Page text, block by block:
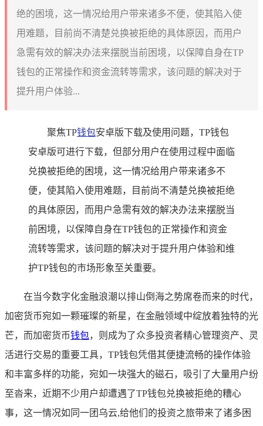
绝的困境，这一情况给用户带来诸多不便，使其陷入使
用难题，目前尚不清楚兑换被拒绝的具体原因，而用户
急需有效的解决办法来摆脱当前困境，以保障自身在TP
钱包的正常操作和资金流转等需求，该问题的解决对于
提升用户体验...
聚焦TP钱包安卓版下载及使用问题，TP钱包
安卓版可进行下载，但部分用户在使用过程中面临
兑换被拒绝的困境，这一情况给用户带来诸多不
便，使其陷入使用难题，目前尚不清楚兑换被拒绝
的具体原因，而用户急需有效的解决办法来摆脱当
前困境，以保障自身在TP钱包的正常操作和资金
流转等需求，该问题的解决对于提升用户体验和维
护TP钱包的市场形象至关重要。
在当今数字化金融浪潮以排山倒海之势席卷而来的时代，
加密货币宛如一颗璀璨的新星，在金融领域中绽放着独特的光
芒，而加密货币钱包，则成为了众多投资者精心管理资产、灵
活进行交易的重要工具，TP钱包凭借其便捷流畅的操作体验
和丰富多样的功能，宛如一块强大的磁石，吸引了大量用户纷
至沓来，近期不少用户却遭遇了TP钱包兑换被拒绝的糟心
事，这一情况如同一团乌云,给他们的投资之旅带来了诸多困